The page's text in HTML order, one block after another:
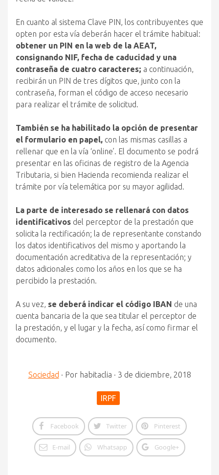
En cuanto al sistema Clave PIN, los contribuyentes que
opten por esta vía deberán hacer el trámite habitual:
obtener un PIN en la web de la AEAT,
consignando NIF, fecha de caducidad y una
contraseña de cuatro caracteres; a continuación,
recibirán un PIN de tres dígitos que, junto con la
contraseña, forman el código de acceso necesario
para realizar el trámite de solicitud.
También se ha habilitado la opción de presentar
el formulario en papel, con las mismas casillas a
rellenar que en la vía ‘online’. El documento se podrá
presentar en las oficinas de registro de la Agencia
Tributaria, si bien Hacienda recomienda realizar el
trámite por vía telemática por su mayor agilidad.
La parte de interesado se rellenará con datos
identificativos del perceptor de la prestación que
solicita la rectificación; la de representante constando
los datos identificativos del mismo y aportando la
documentación acreditativa de la representación; y
datos adicionales como los años en los que se ha
percibido la prestación.
A su vez, se deberá indicar el código IBAN de una
cuenta bancaria de la que sea titular el perceptor de
la prestación, y el lugar y la fecha, así como firmar el
documento.
Sociedad · Por habitaclia · 3 de diciembre, 2018
IRPF
Facebook Twitter Pinterest
E-mail Whatsapp Google+